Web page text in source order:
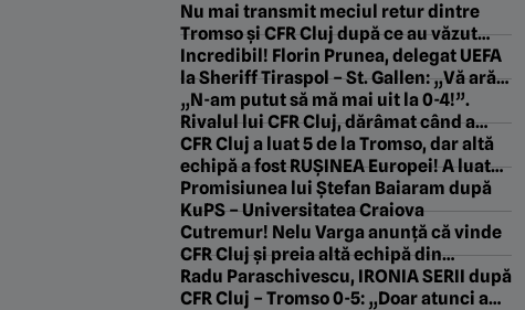
Nu mai transmit meciul retur dintre
Tromso și CFR Cluj după ce au văzut
scorul din Gruia!
Incredibil! Florin Prunea, delegat UEFA
la Sheriff Tiraspol – St. Gallen: „Vă arăt
ceva frumos! E ce trebuie, Fratello?”
„N-am putut să mă mai uit la 0-4!”.
Rivalul lui CFR Cluj, dărâmat când a
văzut ce a făcut Tromso în Gruia
CFR Cluj a luat 5 de la Tromso, dar altă
echipă a fost RUȘINEA Europei! A luat
gol după gol și s-a făcut de râs
Promisiunea lui Ștefan Baiaram după
KuPS – Universitatea Craiova
Cutremur! Nelu Varga anunță că vinde
CFR Cluj și preia altă echipă din
Superliga: „O s-o duc în Champions
League!”. EXCLUSIV
Radu Paraschivescu, IRONIA SERII după
CFR Cluj – Tromso 0-5: „Doar atunci au